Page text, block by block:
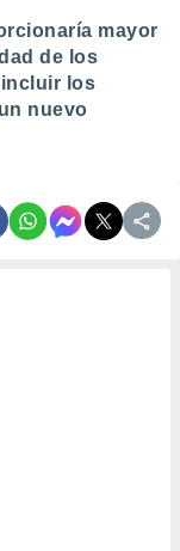
mayor
de los
los
nuevo